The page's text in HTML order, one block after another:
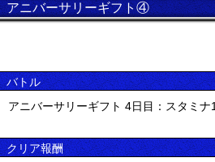
アニバーサリーギフト④
バトル
アニバーサリーギフト 4日目：スタミナ1
クリア報酬